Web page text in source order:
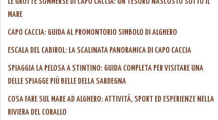
MARE
CAPO CACCIA: GUIDA AL PROMONTORIO SIMBOLO DI ALGHERO
ESCALA DEL CABIROL: LA SCALINATA PANORAMICA DI CAPO CACCIA
SPIAGGIA LA PELOSA A STINTINO: GUIDA COMPLETA PER VISITARE UNA
DELLE SPIAGGE PIÙ BELLE DELLA SARDEGNA
COSA FARE SUL MARE AD ALGHERO: ATTIVITÀ, SPORT ED ESPERIENZE NELLA
RIVIERA DEL CORALLO